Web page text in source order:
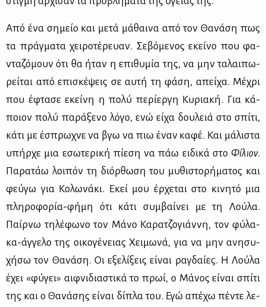
Από ένα ση­μείο και με­τά μά­θαι­να από τον Θα­νά­ση πως
τα πράγ­μα­τα χει­ρο­τέ­ρευαν. Σε­βό­με­νος εκεί­νο που φα­
ντα­ζό­μουν ότι θα ήταν η επι­θυ­μία της, να μην τα­λαι­πω­
ρεί­ται από επι­σκέ­ψεις σε αυ­τή τη φά­ση, απεί­χα. Μέ­χρι
που έφτα­σε εκεί­νη η πο­λύ πε­ρί­ερ­γη Κυ­ρια­κή. Για κά­
ποιον πο­λύ πα­ρά­ξε­νο λό­γο, ενώ εί­χα δου­λειά στο σπί­τι,
κά­τι με έσπρω­χνε να βγω να πιω έναν κα­φέ. Και μά­λι­στα
υπήρ­χε μια εσω­τε­ρι­κή πί­ε­ση να πάω ει­δι­κά στο Φί­λιον.
Πα­ρα­τάω λοι­πόν τη διόρ­θω­ση του μυ­θι­στο­ρή­μα­τος και
φεύ­γω για Κο­λω­νά­κι. Εκεί μου έρ­χε­ται στο κι­νη­τό μια
πλη­ρο­φο­ρία-φή­μη ότι κά­τι συμ­βαί­νει με τη Λού­λα.
Παίρ­νω τη­λέ­φω­νο τον Μά­νο Κα­ρα­τζο­γιάν­νη, τον φύ­λα­
κα-άγ­γε­λο της οι­κο­γέ­νειας Χει­μω­νά, για να μην ανη­συ­
χή­σω τον Θα­νά­ση. Οι εξε­λί­ξεις εί­ναι ρα­γδαί­ες. Η Λού­λα
έχει «φύ­γει» αιφ­νι­δια­στι­κά το πρωί, ο Μά­νος εί­ναι σπί­τι
της και ο Θα­νά­σης εί­ναι δί­πλα του. Εγώ απέ­χω πέ­ντε λε­